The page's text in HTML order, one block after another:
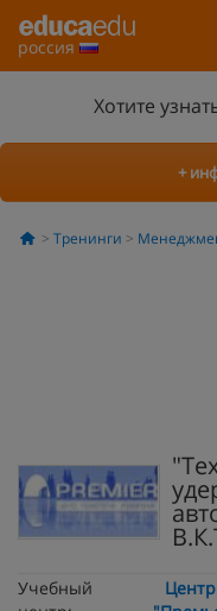
россия
Хотите
+
Тренинги
Учебный